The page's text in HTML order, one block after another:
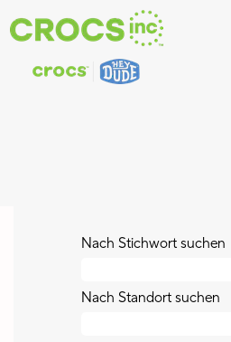
Nach Stichwort suchen
Nach Standort suchen